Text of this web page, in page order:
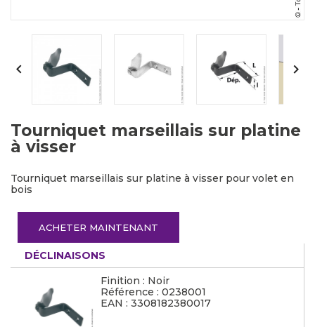
 
Tourniquet marseillais sur platine
à visser
Tourniquet marseillais sur platine à visser pour volet en
bois
ACHETER MAINTENANT
DÉCLINAISONS
Finition : Noir
Référence : 0238001
EAN : 3308182380017